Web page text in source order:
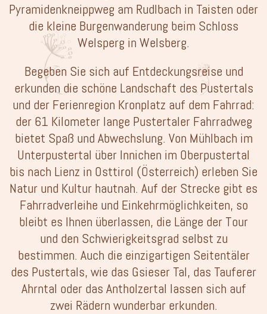
Pyramidenkneippweg am Rudlbach in Taisten oder
die kleine Burgenwanderung beim Schloss
Welsperg in Welsberg.
Begeben Sie sich auf Entdeckungsreise und
erkunden die schöne Landschaft des Pustertals
und der Ferienregion Kronplatz auf dem Fahrrad:
der 61 Kilometer lange Pustertaler Fahrradweg
bietet Spaß und Abwechslung. Von Mühlbach im
Unterpustertal über Innichen im Oberpustertal
bis nach Lienz in Osttirol (Österreich) erleben Sie
Natur und Kultur hautnah. Auf der Strecke gibt es
Fahrradverleihe und Einkehrmöglichkeiten, so
bleibt es Ihnen überlassen, die Länge der Tour
und den Schwierigkeitsgrad selbst zu
bestimmen. Auch die einzigartigen Seitentäler
des Pustertals, wie das Gsieser Tal, das Tauferer
Ahrntal oder das Antholzertal lassen sich auf
zwei Rädern wunderbar erkunden.